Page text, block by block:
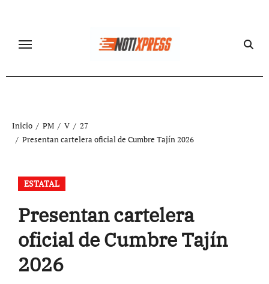
contenido
Inicio PM V
27
Presentan cartelera oficial de Cumbre Tajín 2026
ESTATAL
Presentan cartelera
oficial de Cumbre Tajín
2026